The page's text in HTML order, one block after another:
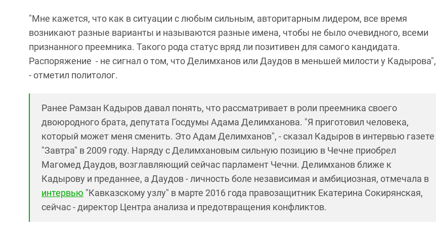
"Мне кажется, что как в ситуации с любым сильным, авторитарным лидером, все время
возникают разные варианты и называются разные имена, чтобы не было очевидного, всеми
признанного преемника. Такого рода статус вряд ли позитивен для самого кандидата.
Распоряжение - не сигнал о том, что Делимханов или Даудов в меньшей милости у Кадырова",
- отметил политолог.
Ранее Рамзан Кадыров давал понять, что рассматривает в роли преемника своего
двоюродного брата, депутата Госдумы Адама Делимханова. "Я приготовил человека,
который может меня сменить. Это Адам Делимханов", - сказал Кадыров в интервью газете
"Завтра" в 2009 году. Наряду с Делимхановым сильную позицию в Чечне приобрел
Магомед Даудов, возглавляющий сейчас парламент Чечни. Делимханов ближе к
Кадырову и преданнее, а Даудов - личность боле независимая и амбициозная, отмечала в
интервью "Кавказскому узлу" в марте 2016 года правозащитник Екатерина Сокирянская,
сейчас - директор Центра анализа и предотвращения конфликтов.